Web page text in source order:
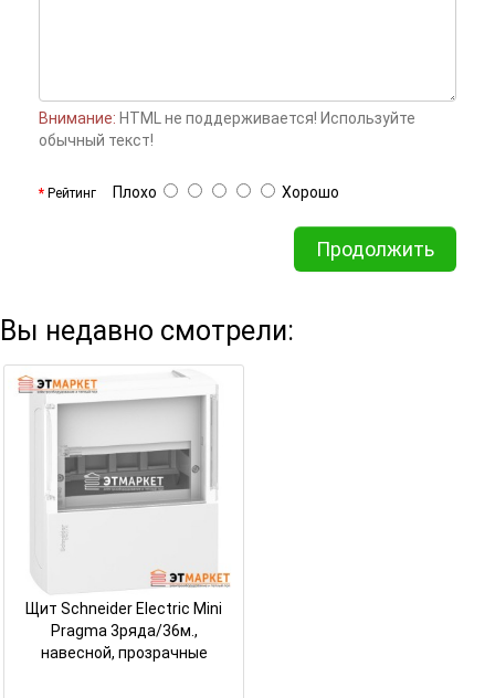
Внимание: HTML не поддерживается! Используйте
обычный текст!
Рейтинг Плохо Хорошо
Продолжить
Вы недавно смотрели:
Щит Schneider Electric Mini
Pragma 3ряда/36м.,
навесной, прозрачные